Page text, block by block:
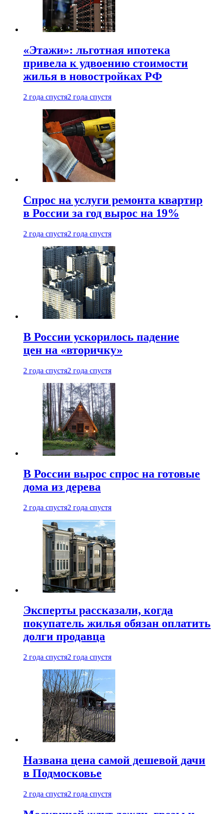
«Этажи»: льготная ипотека
привела к удвоению стоимости
жилья в новостройках РФ
2 года спустя2 года спустя
Спрос на услуги ремонта квартир
в России за год вырос на 19%
2 года спустя2 года спустя
В России ускорилось падение
цен на «вторичку»
2 года спустя2 года спустя
В России вырос спрос на готовые
дома из дерева
2 года спустя2 года спустя
Эксперты рассказали, когда
покупатель жилья обязан оплатить
долги продавца
2 года спустя2 года спустя
Названа цена самой дешевой дачи
в Подмосковье
2 года спустя2 года спустя